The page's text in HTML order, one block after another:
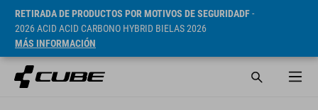
RETIRADA DE PRODUCTOS POR MOTIVOS DE SEGURIDADF-
2026 ACID ACID CARBONO HYBRID BIELAS 2026
MÁS INFORMACIÓN